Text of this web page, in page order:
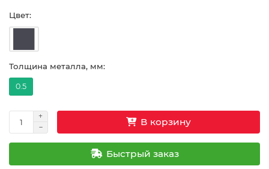
Цвет:
Толщина металла, мм:
0.5
В корзину
Быстрый заказ